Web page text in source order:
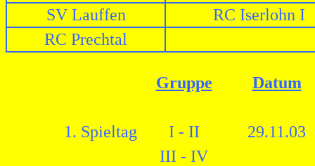
SV Lauffen
RC Iserlohn I
RC Prechtal
Gruppe Datum
1. Spieltag I - II
29.11.03
III - IV